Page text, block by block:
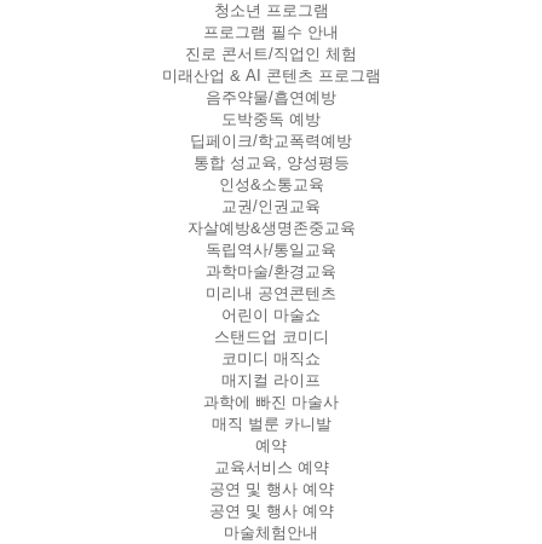
청소년 프로그램
프로그램 필수 안내
진로 콘서트/직업인 체험
미래산업 & AI 콘텐츠 프로그램
음주약물/흡연예방
도박중독 예방
딥페이크/학교폭력예방
통합 성교육, 양성평등
인성&소통교육
교권/인권교육
자살예방&생명존중교육
독립역사/통일교육
과학마술/환경교육
미리내 공연콘텐츠
어린이 마술쇼
스탠드업 코미디
코미디 매직쇼
매지컬 라이프
과학에 빠진 마술사
매직 벌룬 카니발
예약
교육서비스 예약
공연 및 행사 예약
공연 및 행사 예약
마술체험안내